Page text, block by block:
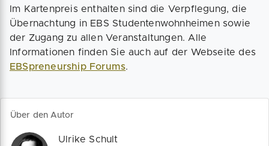
Im Kartenpreis enthalten sind die Verpflegung, die
Übernachtung in EBS Studentenwohnheimen sowie
der Zugang zu allen Veranstaltungen. Alle
Informationen finden Sie auch auf der Webseite des
EBSpreneurship Forums.
Über den Autor
Ulrike Schult